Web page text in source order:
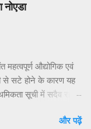
महत्वपूर्ण औद्योगिक एवं
से सटे होने के कारण यह
सूची में सदैव रहा
और यमुना एक्सप्रेसवे क्षेत्रों
और पढ़ें